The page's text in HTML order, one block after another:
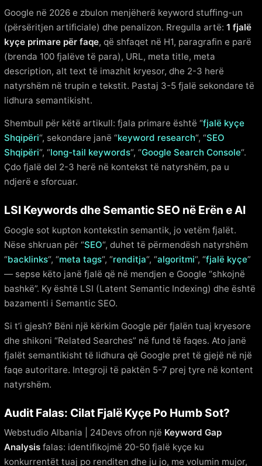
Google në 2026 e zbulon menjëherë keyword stuffing-un
(përsëritjen artificiale) dhe penalizon. Rregulla artë: 1 fjalë
kyçe primare për faqe, që shfaqet në H1, paragrafin e parë
(brenda 100 fjalëve të para), URL, meta title, meta
description, alt text të imazhit kryesor, dhe 2-3 herë
natyrshëm në trupin e tekstit. Pastaj 3-5 fjalë sekondare të
lidhura semantikisht.
Shembull për këtë artikull: fjala primare është “fjalë kyçe
Shqipëri“, sekondare janë “keyword research“, “SEO
Shqipëri“, “long-tail keywords“, “Google Search Console“.
Çdo fjalë del 2-3 herë në kontekst të natyrshëm, pa u
ndjerë e sforcuar.
LSI Keywords dhe Semantic SEO në Erën e AI
Google sot kupton kontekstin semantik, jo vetëm fjalët.
Nëse shkruan për “SEO“, duhet të përmendësh natyrshëm
“backlinks“, “meta tags“, “renditja“, “algoritmi“, “fjalë kyçe”
— sepse këto janë fjalë që në mendjen e Google “shkojnë
bashkë”. Ky është LSI (Latent Semantic Indexing) dhe është
bazamenti i Semantic SEO.
Si t’i gjesh? Bëni një kërkim Google për fjalën tuaj kryesore
dhe shikoni “Related Searches” në fund të faqes. Ato janë
fjalët semantikisht të lidhura që Google pret të gjejë në një
faqe autoritare. Integroji të paktën 5-7 prej tyre në kontent
natyrshëm.
Audit Falas: Cilat Fjalë Kyçe Po Humb Sot?
Webstudio Albania | 24Devs ofron një Keyword Gap
Analysis falas: identifikojmë 20-50 fjalë kyçe ku
konkurrentët tuaj po renditen dhe ju jo, me volumin mujor,